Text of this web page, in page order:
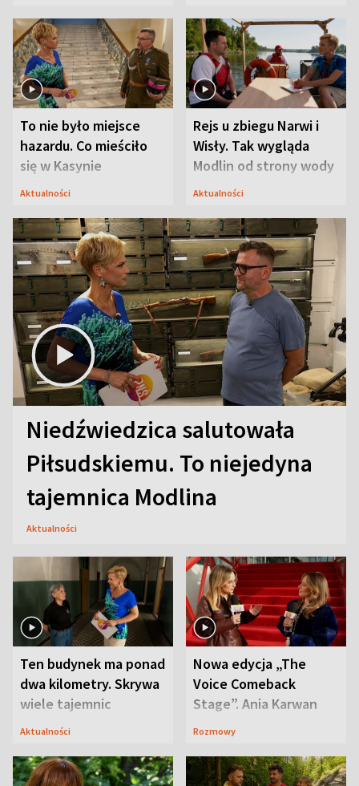
To nie było miejsce
hazardu. Co mieściło
się w Kasynie
Oficerskim?
Aktualności
Rejs u zbiegu Narwi i
Wisły. Tak wygląda
Modlin od strony wody
Aktualności
Niedźwiedzica salutowała
Piłsudskiemu. To niejedyna
tajemnica Modlina
Aktualności
Ten budynek ma ponad
dwa kilometry. Skrywa
wiele tajemnic
Aktualności
Nowa edycja „The
Voice Comeback
Stage”. Ania Karwan
zapowiada
Rozmowy